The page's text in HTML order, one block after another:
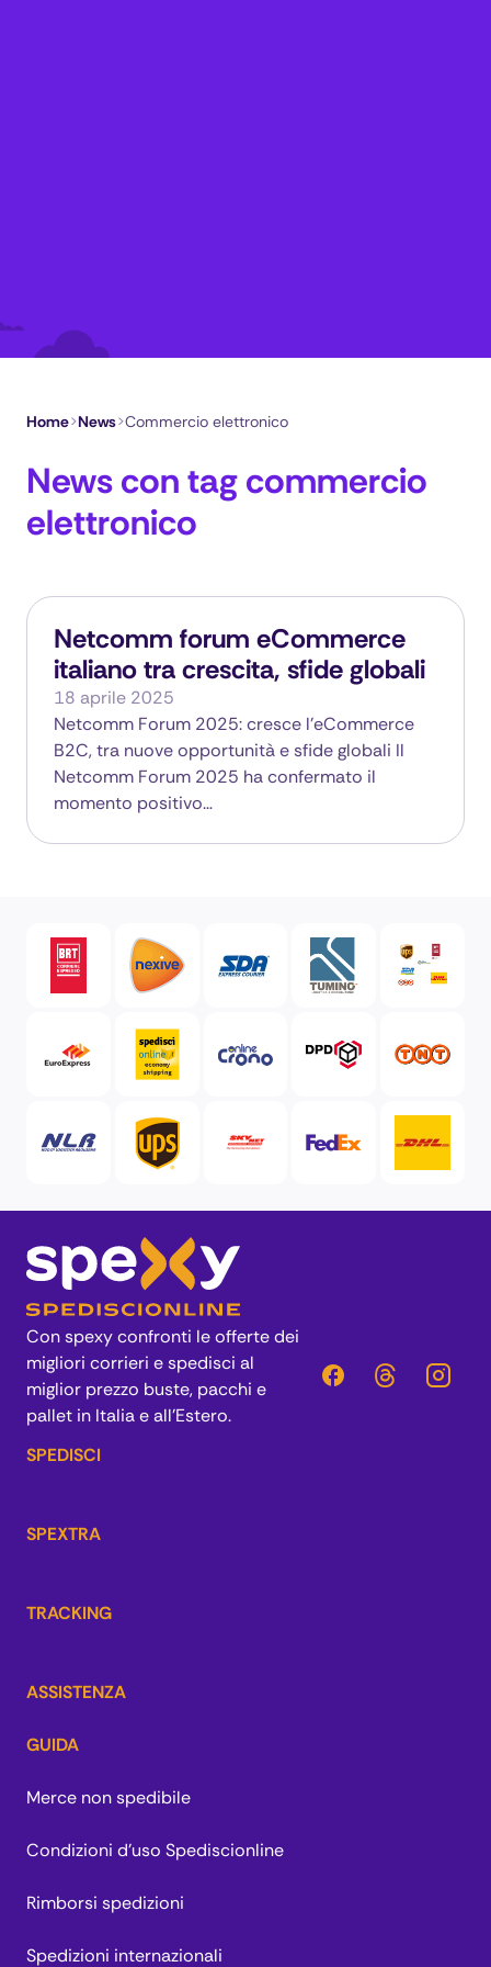
Home>News>Commercio elettronico
News con tag commercio
elettronico
Netcomm forum eCommerce
italiano tra crescita, sfide globali
18 aprile 2025
Netcomm Forum 2025: cresce l’eCommerce
B2C, tra nuove opportunità e sfide globali Il
Netcomm Forum 2025 ha confermato il
momento positivo…
Con spexy confronti le offerte dei
migliori corrieri e spedisci al
miglior prezzo buste, pacchi e
pallet in Italia e all’Estero.
SPEDISCI
SPEXTRA
TRACKING
ASSISTENZA
GUIDA
Merce non spedibile
Condizioni d'uso Spediscionline
Rimborsi spedizioni
Spedizioni internazionali